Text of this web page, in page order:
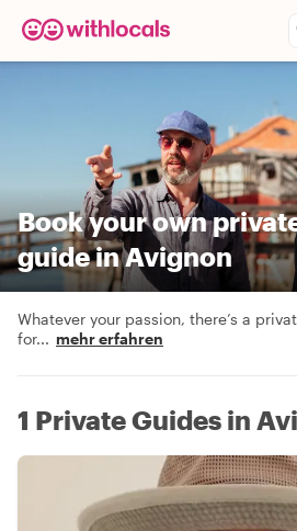
Book your own
guide in Avignon
Whatever your passion, there’s a
for... mehr erfahren
1 Private Guides in